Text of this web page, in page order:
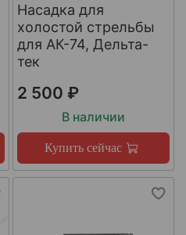
Насадка для
холостой стрельбы
для АК-74, Дельта-
тек
2 500 ₽
В наличии
Купить сейчас